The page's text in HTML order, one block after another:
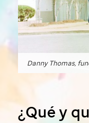
Danny Thomas,
¿Qué y